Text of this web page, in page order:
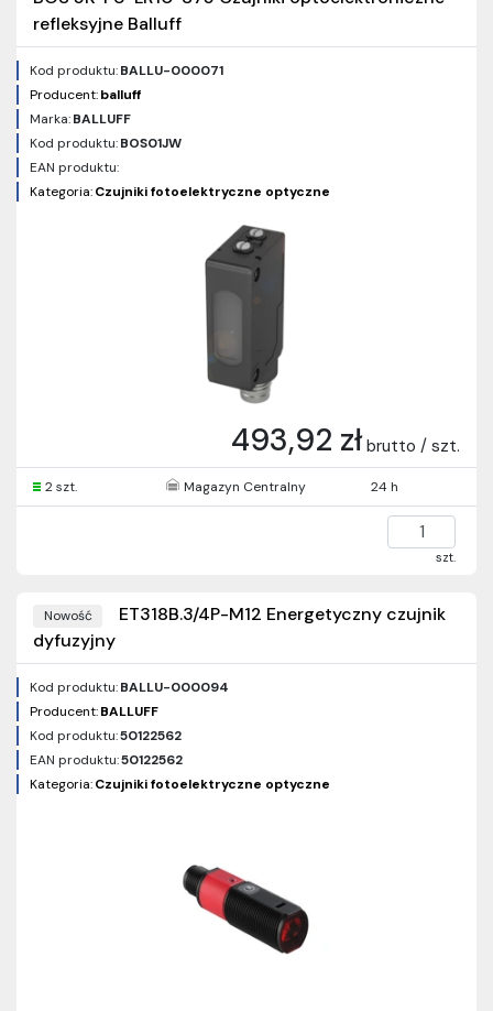
refleksyjne Balluff
Kod produktu:BALLU-000071
Producent:balluff
Marka:BALLUFF
Kod produktu:BOS01JW
EAN produktu:
Kategoria:Czujniki fotoelektryczne optyczne
493,92 zł brutto / szt.
2 szt. Magazyn Centralny 24 h
szt.
Nowość
ET318B.3/4P-M12 Energetyczny czujnik
dyfuzyjny
Kod produktu:BALLU-000094
Producent:BALLUFF
Kod produktu:50122562
EAN produktu:50122562
Kategoria:Czujniki fotoelektryczne optyczne